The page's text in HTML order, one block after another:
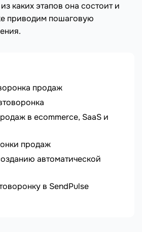
каких этапов она состоит и
приводим пошаговую
продаж
в ecommerce, SaaS и
продаж
автоматической
в SendPulse